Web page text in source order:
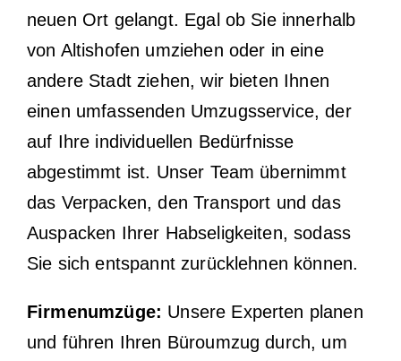
neuen Ort gelangt. Egal ob Sie innerhalb
von Altishofen umziehen oder in eine
andere Stadt ziehen, wir bieten Ihnen
einen umfassenden Umzugsservice, der
auf Ihre individuellen Bedürfnisse
abgestimmt ist. Unser Team übernimmt
das Verpacken, den Transport und das
Auspacken Ihrer Habseligkeiten, sodass
Sie sich entspannt zurücklehnen können.
Firmenumzüge: Unsere Experten planen
und führen Ihren Büroumzug durch, um